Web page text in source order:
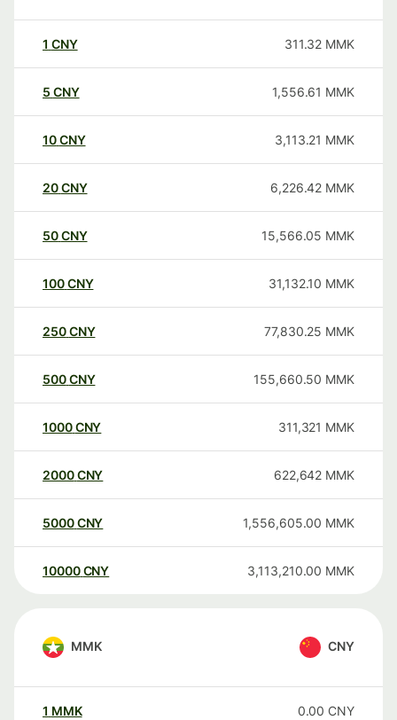
1 CNY 311.32 MMK
5 CNY 1,556.61 MMK
10CNY 3,113.21 MMK
20CNY 6,226.42 MMK
50CNY 15,566.05 MMK
100CNY 31,132.10 MMK
250CNY 77,830.25 MMK
500CNY 155,660.50 MMK
1000CNY 311,321 MMK
2000CNY 622,642 MMK
5000CNY 1,556,605.00 MMK
10000 CNY 3,113,210.00 MMK
MMK CNY
1 MMK 0.00 CNY